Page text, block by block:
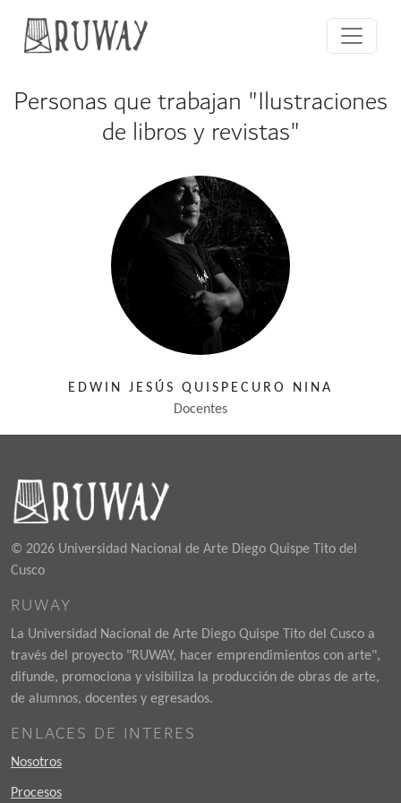
Personas que trabajan "Ilustraciones
de libros y revistas"
EDWIN JESÚS QUISPECURO NINA
Docentes
© 2026 Universidad Nacional de Arte Diego Quispe Tito del
Cusco
RUWAY
La Universidad Nacional de Arte Diego Quispe Tito del Cusco a
través del proyecto "RUWAY, hacer emprendimientos con arte",
difunde, promociona y visibiliza la producción de obras de arte,
de alumnos, docentes y egresados.
ENLACES DE INTERES
Nosotros
Procesos